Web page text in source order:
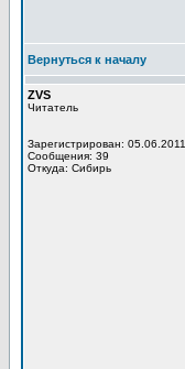
Вернуться к началу
ZVS
Читатель
Зарегистрирован: 05.06.2011
Сообщения: 39
Откуда: Сибирь